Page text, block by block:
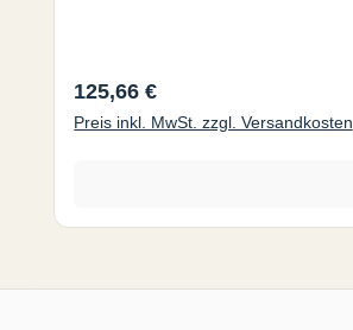
Regulärer Preis:
125,66 €
Preis inkl. MwSt. zzgl. Versandkosten